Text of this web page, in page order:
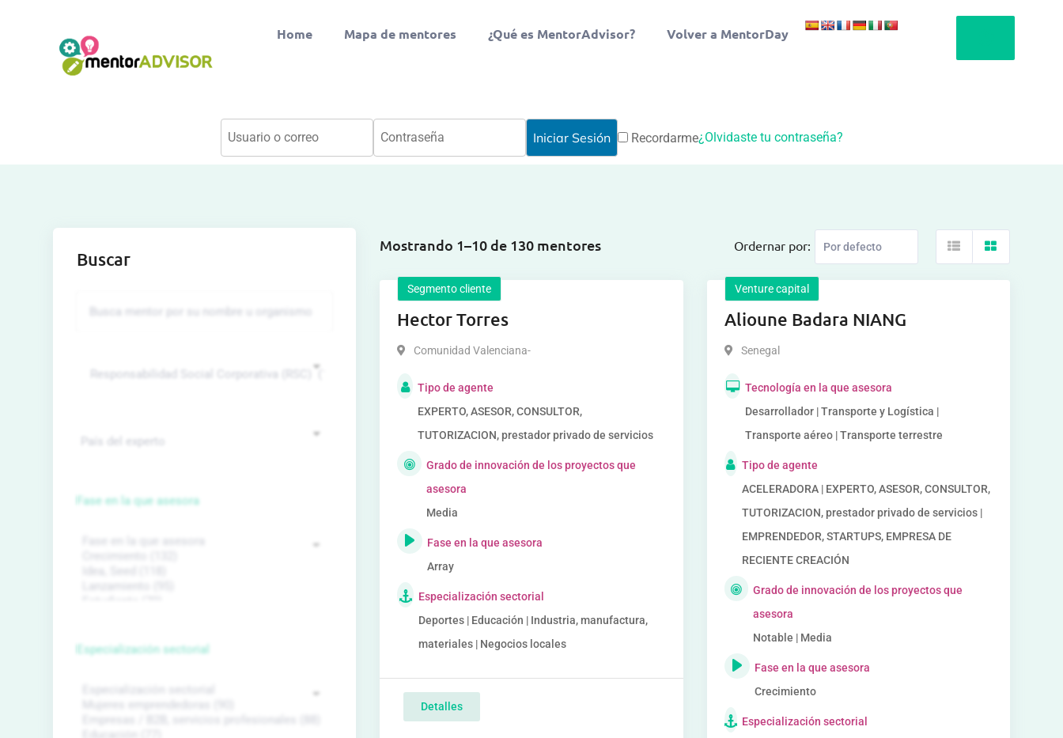
Home Mapa de mentores ¿Qué es MentorAdvisor? Volver a MentorDay
Recordarme¿Olvidaste tu contraseña?
Mostrando 1–10 de 130 mentores Ordernar por:
Segmento cliente
Hector Torres
Comunidad Valenciana-
Tipo de agente
EXPERTO, ASESOR, CONSULTOR,
TUTORIZACION, prestador privado de servicios
Grado de innovación de los proyectos que
asesora
Media
Fase en la que asesora
Array
Especialización sectorial
Deportes | Educación | Industria, manufactura,
materiales | Negocios locales
Detalles
Venture capital
Alioune Badara NIANG
Senegal
Tecnología en la que asesora
Desarrollador | Transporte y Logística |
Transporte aéreo | Transporte terrestre
Tipo de agente
ACELERADORA | EXPERTO, ASESOR, CONSULTOR,
TUTORIZACION, prestador privado de servicios |
EMPRENDEDOR, STARTUPS, EMPRESA DE
RECIENTE CREACIÓN
Grado de innovación de los proyectos que
asesora
Notable | Media
Fase en la que asesora
Crecimiento
Especialización sectorial
Buscar
Fase en la que asesora
Especialización sectorial